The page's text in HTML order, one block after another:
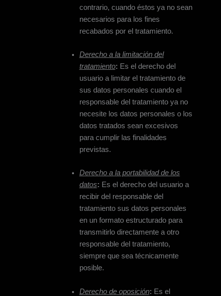
contrario, cuando éstos ya no sean
necesarios para los fines
recabados por el tratamiento.
Derecho a la limitación del
tratamiento: Es el derecho del
usuario a limitar el tratamiento de
sus datos personales cuando el
responsable del tratamiento ya no
necesite los datos personales o los
datos tratados sean excesivos
para cumplir las finalidades
previstas.
Derecho a la portabilidad de los
datos: Es el derecho del usuario a
recibir del responsable del
tratamiento sus datos personales
en un formato estructurado para
transmitirlo directamente a otro
responsable del tratamiento,
siempre que sea técnicamente
posible.
Derecho de oposición: Es el